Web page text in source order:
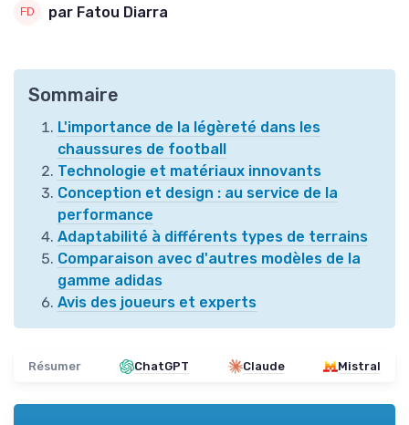
par Fatou Diarra
Sommaire
L'importance de la légèreté dans les
chaussures de football
Technologie et matériaux innovants
Conception et design : au service de la
performance
Adaptabilité à différents types de terrains
Comparaison avec d'autres modèles de la
gamme adidas
Avis des joueurs et experts
Résumer ChatGPT Claude Mistral